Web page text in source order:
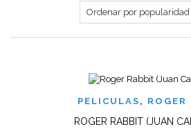
PELICULAS , ROGER
ROGER RABBIT (JUAN